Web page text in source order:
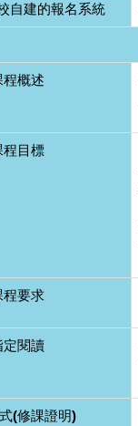
自建的報名系統
程概述
程目標
程要求
定閱讀
(修課證明)